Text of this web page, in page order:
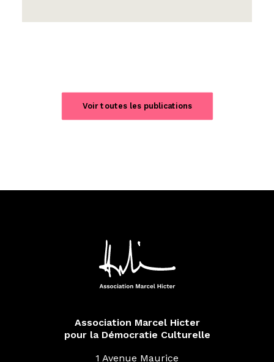
Voir toutes les publications
Association Marcel Hicter
pour la Démocratie Culturelle
1 Avenue Maurice